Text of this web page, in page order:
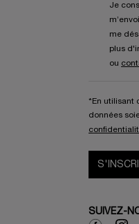
Je
me
plus
ou
*En utilisant
données
SUIVEZ-